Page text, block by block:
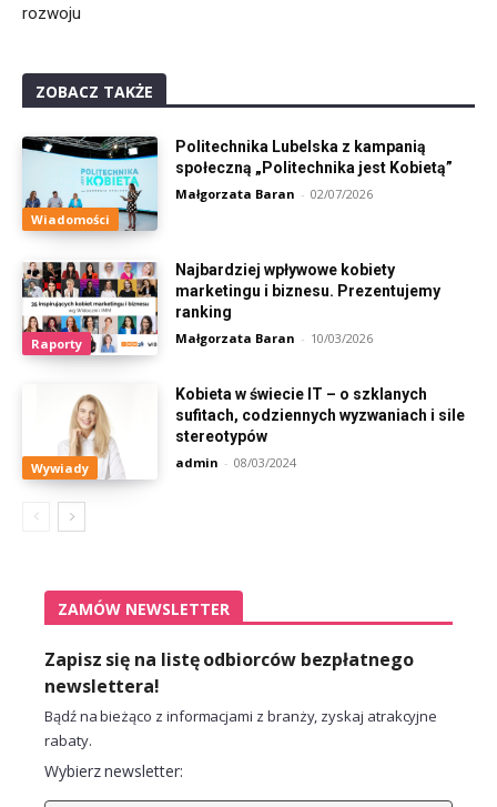
rozwoju
ZOBACZ TAKŻE
Wiadomości
Politechnika Lubelska z kampanią
społeczną „Politechnika jest Kobietą”
Małgorzata Baran - 02/07/2026
Raporty
Najbardziej wpływowe kobiety
marketingu i biznesu. Prezentujemy
ranking
Małgorzata Baran - 10/03/2026
Wywiady
Kobieta w świecie IT – o szklanych
sufitach, codziennych wyzwaniach i sile
stereotypów
admin - 08/03/2024
ZAMÓW NEWSLETTER
Zapisz się na listę odbiorców bezpłatnego
newslettera!
Bądź na bieżąco z informacjami z branży, zyskaj atrakcyjne
rabaty.
Wybierz newsletter: